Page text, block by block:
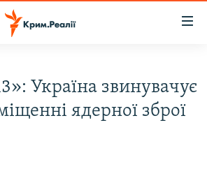
Україна звинувачує
ядерної зброї